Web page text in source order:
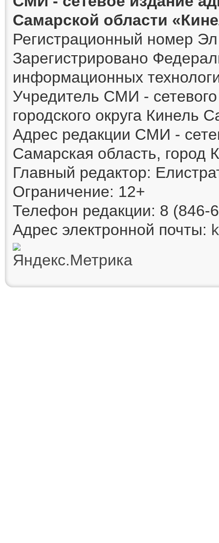
Самарской области
Регистрационный номер
Зарегистрировано
информационных
Учредитель СМИ -
городского округа Кинель
Адрес редакции СМИ -
Самарская область, город
Главный редактор:
Ограничение: 12+
Телефон редакции: 8 (846-
Адрес электронной почты: